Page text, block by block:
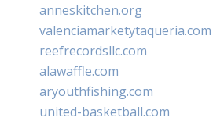
anneskitchen.org
valenciamarketytaqueria.com
reefrecordsllc.com
alawaffle.com
aryouthfishing.com
united-basketball.com